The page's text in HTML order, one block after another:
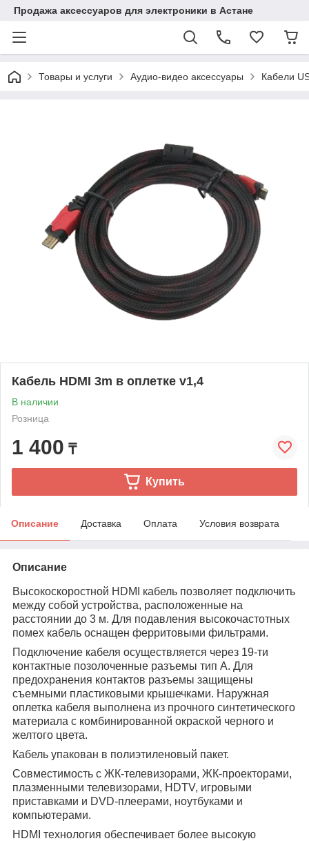
Продажа аксессуаров для электроники в Астане
Товары и услуги Аудио-видео аксессуары Кабели
Кабель HDMI 3m в оплетке v1,4
В наличии
Розница
1 400 ₸
Купить
Описание Доставка Оплата Условия возврата
Описание
Высокоскоростной HDMI кабель позволяет подключить
между собой устройства, расположенные на
расстоянии до 3 м. Для подавления высокочастотных
помех кабель оснащен ферритовыми фильтрами.
Подключение кабеля осуществляется через 19-ти
контактные позолоченные разъемы тип А. Для
предохранения контактов разъемы защищены
съемными пластиковыми крышечками. Наружная
оплетка кабеля выполнена из прочного синтетического
материала с комбинированной окраской черного и
желтого цвета.
Кабель упакован в полиэтиленовый пакет.
Совместимость с ЖК-телевизорами, ЖК-проекторами,
плазменными телевизорами, HDTV, игровыми
приставками и DVD-плеерами, ноутбуками и
компьютерами.
HDMI технология обеспечивает более высокую